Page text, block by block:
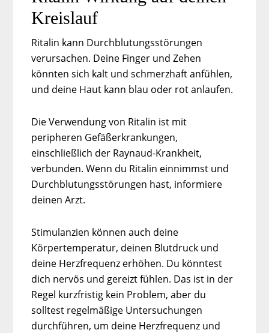
Kreislauf
Ritalin kann Durchblutungsstörungen
verursachen. Deine Finger und Zehen
könnten sich kalt und schmerzhaft anfühlen,
und deine Haut kann blau oder rot anlaufen.
Die Verwendung von Ritalin ist mit
peripheren Gefäßerkrankungen,
einschließlich der Raynaud-Krankheit,
verbunden. Wenn du Ritalin einnimmst und
Durchblutungsstörungen hast, informiere
deinen Arzt.
Stimulanzien können auch deine
Körpertemperatur, deinen Blutdruck und
deine Herzfrequenz erhöhen. Du könntest
dich nervös und gereizt fühlen. Das ist in der
Regel kurzfristig kein Problem, aber du
solltest regelmäßige Untersuchungen
durchführen, um deine Herzfrequenz und